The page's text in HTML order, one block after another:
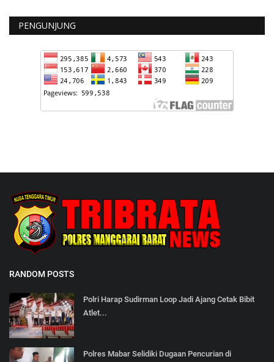
PENGUNJUNG
RANDOM POSTS
Polri Harap Sudirman Loop Jadi Ajang Cetak Bibit
Atlet...
Polres Mabar Selidiki Dugaan Pencurian di